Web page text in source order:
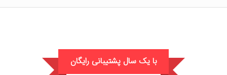
با یک سال پشتیبانی رایگان